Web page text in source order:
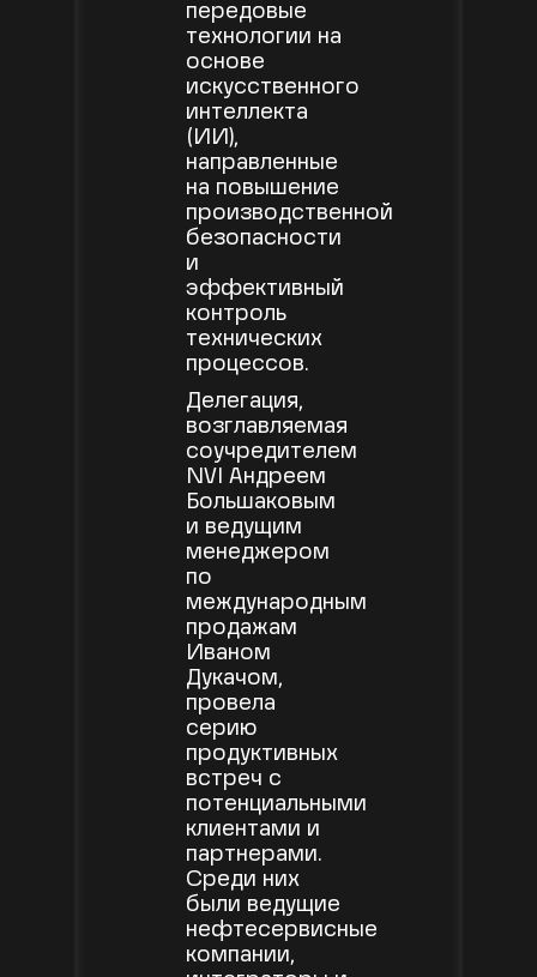
передовые
технологии на
основе
искусственного
интеллекта
(ИИ),
направленные
на повышение
производственной
безопасности
и
эффективный
контроль
технических
процессов.
Делегация,
возглавляемая
соучредителем
NVI Андреем
Большаковым
и ведущим
менеджером
по
международным
продажам
Иваном
Дукачом,
провела
серию
продуктивных
встреч с
потенциальными
клиентами и
партнерами.
Среди них
были ведущие
нефтесервисные
компании,